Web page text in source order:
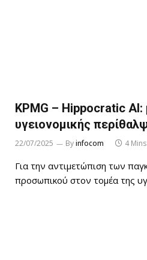
KPMG – Hippocratic
υγειονομικής
22/07/2025 Byinfocom 4
Για την αντιμετώπιση των
προσωπικού στον τομέα της